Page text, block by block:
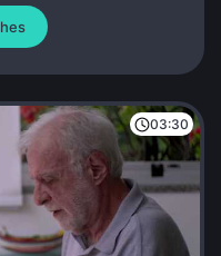
com seus
03:30